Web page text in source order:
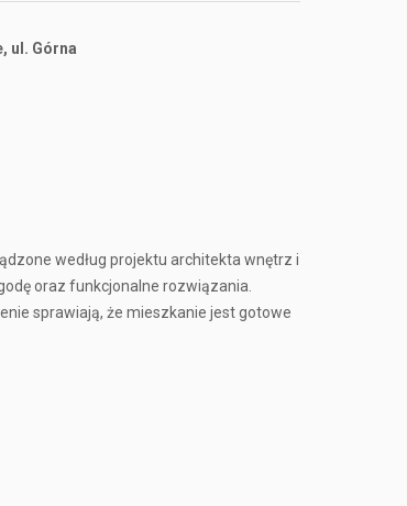
ul. Górna
według projektu architekta wnętrz i
oraz funkcjonalne rozwiązania.
sprawiają, że mieszkanie jest gotowe